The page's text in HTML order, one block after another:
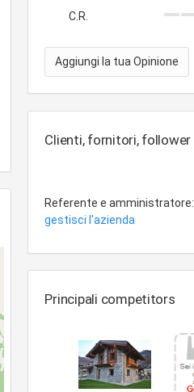
C.R.
Aggiungi la tua Opinione
Clienti, fornitori, follower
Referente e amministratore:
gestisci l'azienda
Principali competitors